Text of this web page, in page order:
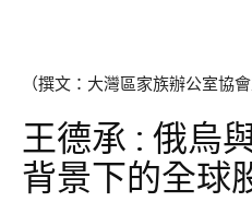
（撰文：大灣區家族辦公室協
王德承 : 俄烏
背景下的全球